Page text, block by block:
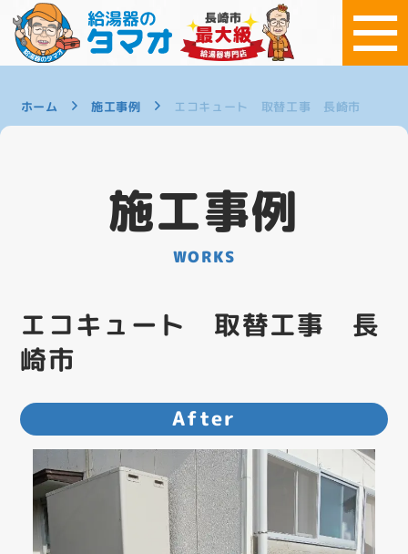
ホーム 施工事例 エコキュート 取替工事 長崎市
施工事例
WORKS
エコキュート 取替工事 長
崎市
After